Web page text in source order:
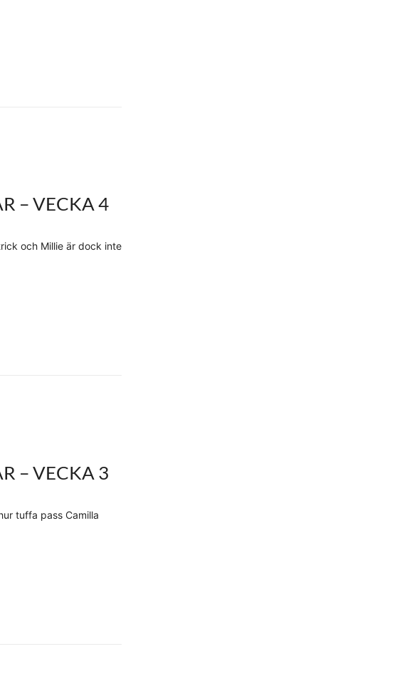
– VECKA 4
och Millie är dock inte
– VECKA 3
tuffa pass Camilla